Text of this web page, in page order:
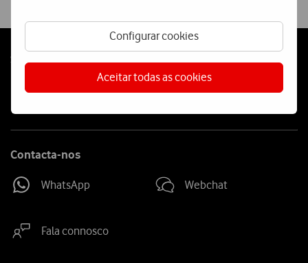
Configurar cookies
Aceitar todas as cookies
Follow
Social
Contacta-nos
WhatsApp Webchat
Fala connosco